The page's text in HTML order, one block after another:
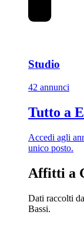
Studio
42 annunci
Tutto a
Accedi agli
unico posto.
Affitti a
Dati raccolti
Bassi.